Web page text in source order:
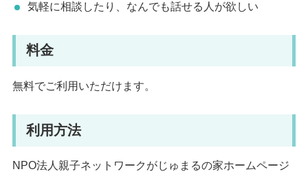
気軽に相談したり、なんでも話せる人が欲しい
料金
無料でご利用いただけます。
利用方法
NPO法人親子ネットワークがじゅまるの家ホームページ